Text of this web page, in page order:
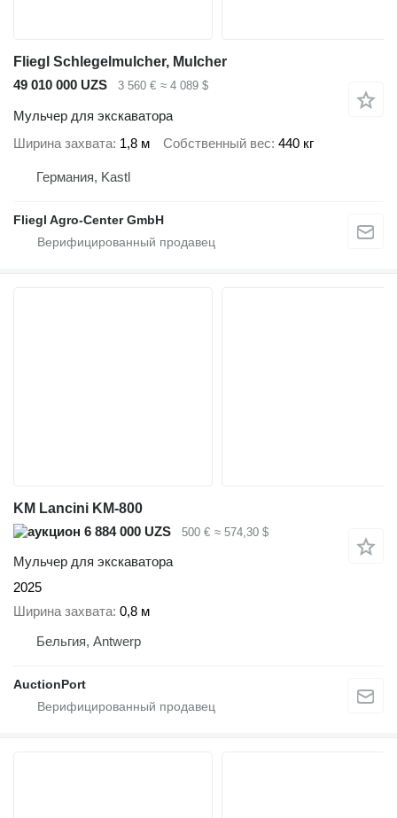
Fliegl Schlegelmulcher, Mulcher
49 010 000 UZS
3 560 € ≈ 4 089 $
Мульчер для экскаватора
Ширина захвата 1,8 м Собственный вес 440 кг
Германия, Kastl
Fliegl Agro-Center GmbH
KM Lancini KM-800
6 884 000 UZS
500 € ≈ 574,30 $
Мульчер для экскаватора
2025
Ширина захвата 0,8 м
Бельгия, Antwerp
AuctionPort